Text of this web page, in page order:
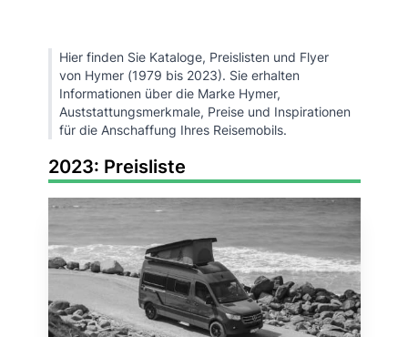
Hier finden Sie Kataloge, Preislisten und Flyer
von Hymer (1979 bis 2023). Sie erhalten
Informationen über die Marke Hymer,
Auststattungsmerkmale, Preise und Inspirationen
für die Anschaffung Ihres Reisemobils.
2023: Preisliste